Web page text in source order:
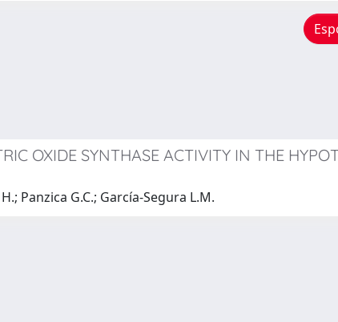
OXIDE SYNTHASE ACTIVITY IN THE
Panzica G.C.; García-Segura L.M.